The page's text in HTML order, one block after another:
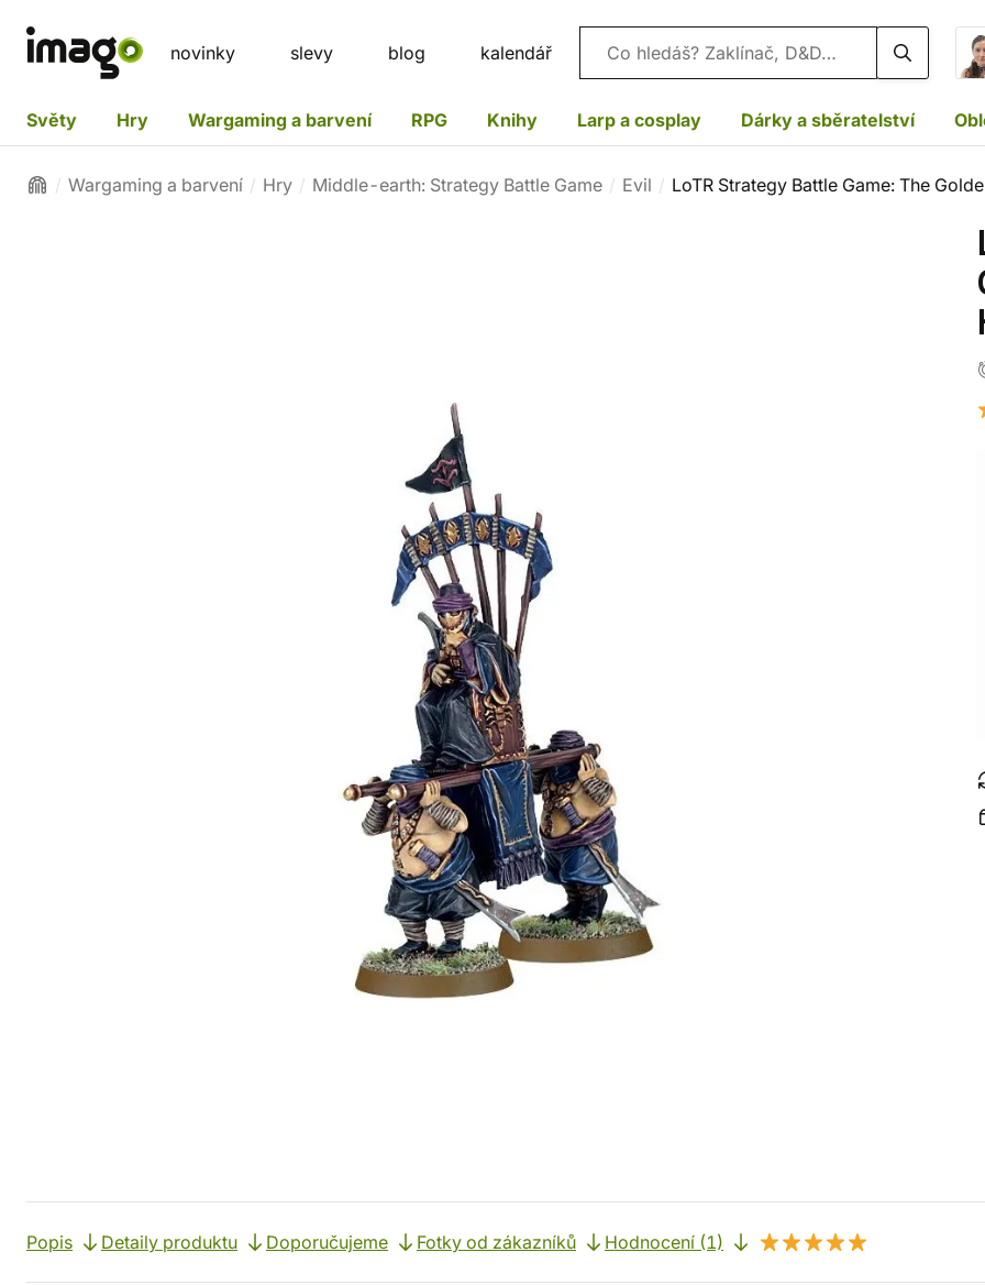
novinky slevy blog kalendář Vyhledávání
Světy Hry Wargaming a barvení RPG Knihy Larp a cosplay Dárky a sběratelství
Wargaming a barvení Hry Middle-earth: Strategy Battle Game Evil LoTR Strategy Battle Game: The
Popis Detaily produktu Doporučujeme Fotky od zákazníků Hodnocení (1)